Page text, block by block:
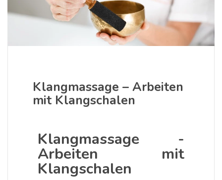
Klangmassage – Arbeiten
mit Klangschalen
Klangmassage -
Arbeiten mit
Klangschalen